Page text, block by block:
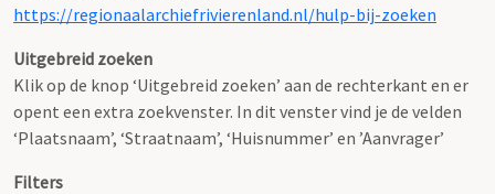
https://regionaalarchiefrivierenland.nl/hulp-bij-zoeken
Uitgebreid zoeken
Klik op de knop ‘Uitgebreid zoeken’ aan de rechterkant en er
opent een extra zoekvenster. In dit venster vind je de velden
‘Plaatsnaam’, ‘Straatnaam’, ‘Huisnummer’ en ’Aanvrager’
Filters